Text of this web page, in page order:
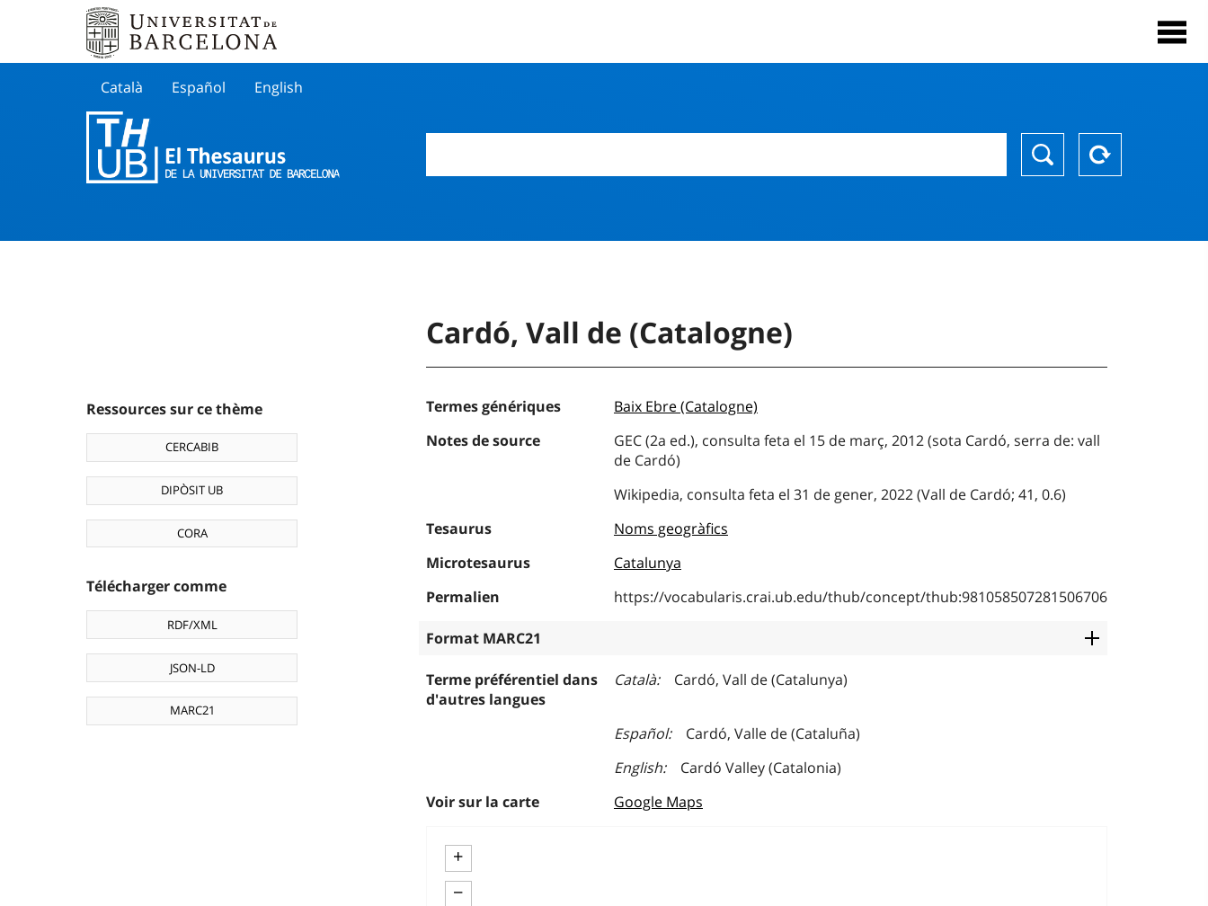
Català Español English
Ressources sur ce thème
CERCABIB
DIPÒSIT UB
CORA
Télécharger comme
RDF/XML
JSON-LD
MARC21
Cardó, Vall de (Catalogne)
Termes génériques
Baix Ebre (Catalogne)
Notes de source
GEC (2a ed.), consulta feta el 15 de març, 2012 (sota Cardó, serra de: vall
de Cardó)
Wikipedia, consulta feta el 31 de gener, 2022 (Vall de Cardó; 41, 0.6)
Tesaurus
Noms geogràfics
Microtesaurus
Catalunya
Permalien
https://vocabularis.crai.ub.edu/thub/concept/thub:981058507281506706
Format MARC21
Terme préférentiel dans
d'autres langues
Català Cardó, Vall de (Catalunya)
Español
Cardó, Valle de (Cataluña)
English
Cardó Valley (Catalonia)
Voir sur la carte
Google Maps
+
−